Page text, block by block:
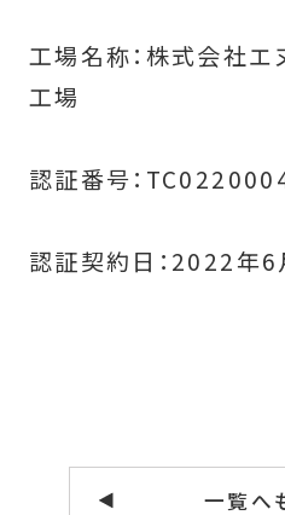
工場名称：株式会社
工場
認証番号：
認証契約日：2022年6
一覧へ